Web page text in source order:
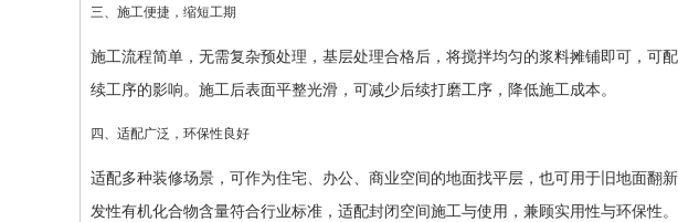
三、施工便捷，缩短工期
施工流程简单，无需复杂预处理，基层处理合格后，将搅拌均匀的浆料摊铺即可，
续工序的影响。施工后表面平整光滑，可减少后续打磨工序，降低施工成本。
四、适配广泛，环保性良好
适配多种装修场景，可作为住宅、办公、商业空间的地面找平层，也可用于旧地面
发性有机化合物含量符合行业标准，适配封闭空间施工与使用，兼顾实用性与环保性。